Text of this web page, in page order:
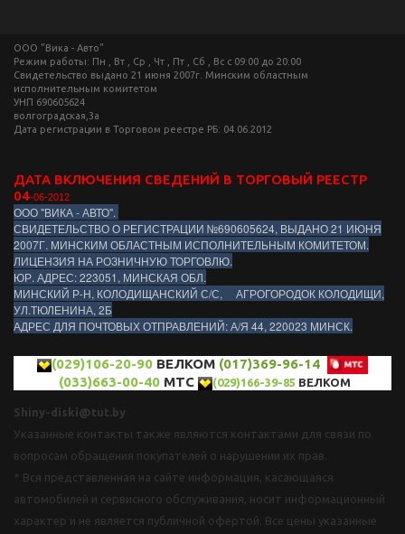
ООО "Вика - Авто"
Режим работы: Пн , Вт , Ср , Чт , Пт , Сб , Вс c 09:00 до 20:00
Свидетельство выдано 21 июня 2007г. Минским областным
исполнительным комитетом
УНП 690605624
волгоградская,3а
Дата регистрации в Торговом реестре РБ: 04.06.2012
ДАТА ВКЛЮЧЕНИЯ СВЕДЕНИЙ В ТОРГОВЫЙ РЕЕСТР
04-06-2012
ООО "ВИКА - АВТО".
СВИДЕТЕЛЬСТВО О РЕГИСТРАЦИИ №690605624, ВЫДАНО 21 ИЮНЯ
2007Г. МИНСКИМ ОБЛАСТНЫМ ИСПОЛНИТЕЛЬНЫМ КОМИТЕТОМ.
ЛИЦЕНЗИЯ НА РОЗНИЧНУЮ ТОРГОВЛЮ.
ЮР. АДРЕС: 223051, МИНСКАЯ ОБЛ.
МИНСКИЙ Р-Н, КОЛОДИЩАНСКИЙ С/С, АГРОГОРОДОК КОЛОДИЩИ,
УЛ.ТЮЛЕНИНА, 2Б
АДРЕС ДЛЯ ПОЧТОВЫХ ОТПРАВЛЕНИЙ: А/Я 44, 220023 МИНСК.
(029)106-20-90 ВЕЛКОМ (017)369-96-14
(033)663-00-40МТС (029)166-39-85 ВЕЛКОМ
Shiny-diski@tut.by
Указанные контакты также являются контактами для связи по
вопросам обращения покупателей о нарушении их прав.
* Вся представленная на сайте информация, касающаяся
автомобилей и сервисного обслуживания, носит информационный
характер и не является публичной офертой. Все цены указанные